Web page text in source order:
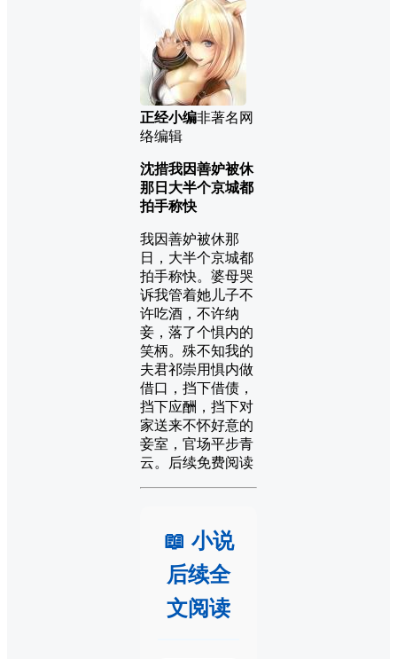
正经小编非著名网
络编辑
沈措我因善妒被休
那日大半个京城都
拍手称快
我因善妒被休那
日，大半个京城都
拍手称快。婆母哭
诉我管着她儿子不
许吃酒，不许纳
妾，落了个惧内的
笑柄。殊不知我的
夫君祁崇用惧内做
借口，挡下借债，
挡下应酬，挡下对
家送来不怀好意的
妾室，官场平步青
云。后续免费阅读
📖 小说
后续全
文阅读